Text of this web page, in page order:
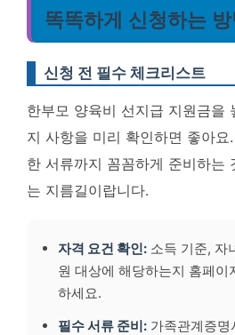
똑똑하게 신청하는 방
신청 전 필수 체크리스트
한부모 양육비 선지급 지원금을
지 사항을 미리 확인하면 좋아요
한 서류까지 꼼꼼하게 준비하는
는 지름길이랍니다.
자격 요건 확인: 소득 기준, 자
원 대상에 해당하는지 홈페이
하세요.
필수 서류 준비: 가족관계증명